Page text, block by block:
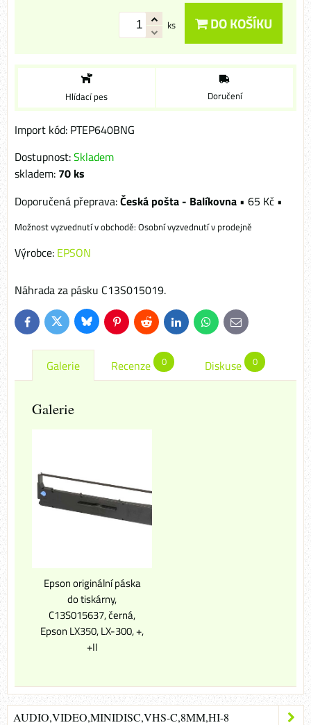
ks DO KOŠÍKU
Hlídací pes Doručení
Import kód: PTEP640BNG
Dostupnost:Skladem
skladem: 70 ks
Česká pošta - Balíkovna • 65 Kč •
Osobní vyzvednutí v prodejně
Výrobce: EPSON
Náhrada za pásku C13S015019.
FacebookTwitterBlueskyPinterestReddit LinkedInWhatsApp
E-
mail
Galerie Recenze 0 Diskuse 0
Galerie
Epson originální páska
do tiskárny,
C13S015637, černá,
Epson LX350, LX-300, +,
+II
AUDIO,VIDEO,MINIDISC,VHS-C,8MM,HI-8